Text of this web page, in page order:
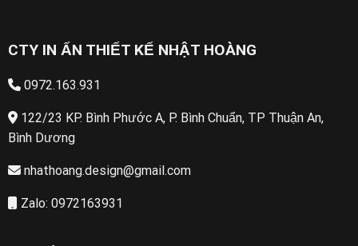
CTY IN ẤN THIẾT KẾ NHẬT HOÀNG
0972.163.931
122/23 KP. Bình Phước A, P. Bình Chuẩn, TP Thuận An,
Bình Dương
nhathoang.design@gmail.com
Zalo: 0972163931